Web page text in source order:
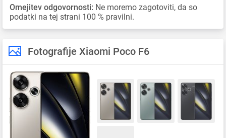
Omejitev odgovornosti: Ne moremo zagotoviti, da so
podatki na tej strani 100 % pravilni.
Fotografije Xiaomi Poco F6